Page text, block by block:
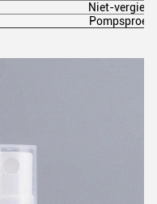
Niet-